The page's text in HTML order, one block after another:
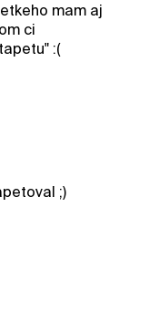
mam aj
ci
:(
;)